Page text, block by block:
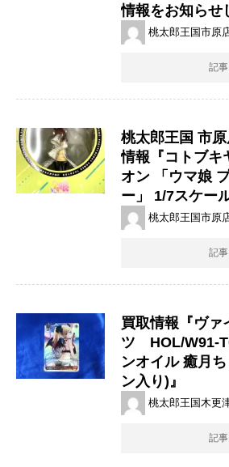
情報をお知らせ
桃太郎王国市原
記
桃太郎王国 市
情報『コトブ
オン 「ウマ娘
ー」 1/7スケー
桃太郎王国市原
記
買取情報『ヴァ
ツ HOL/W91-
ンオイル ​癒月
ン入り)』
桃太郎王国木更
記